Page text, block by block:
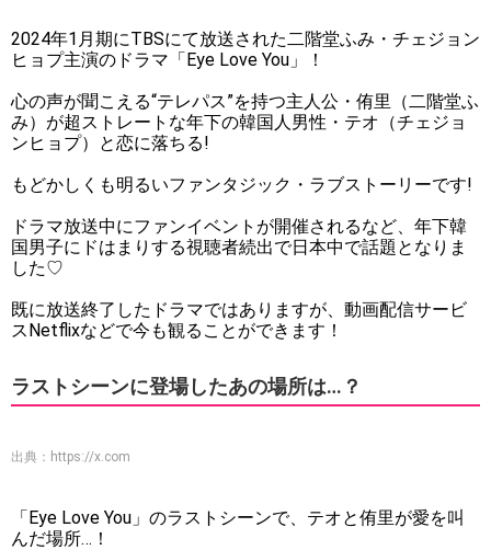
2024年1月期にTBSにて放送された二階堂ふみ・チェジョン
ヒョプ主演のドラマ「Eye Love You」！
心の声が聞こえる“テレパス”を持つ主人公・侑里（二階堂ふ
み）が超ストレートな年下の韓国人男性・テオ（チェジョ
ンヒョプ）と恋に落ちる!
もどかしくも明るいファンタジック・ラブストーリーです!
ドラマ放送中にファンイベントが開催されるなど、年下韓
国男子にドはまりする視聴者続出で日本中で話題となりま
した♡
既に放送終了したドラマではありますが、動画配信サービ
スNetflixなどで今も観ることができます！
ラストシーンに登場したあの場所は…？
出典： https://x.com
「Eye Love You」のラストシーンで、テオと侑里が愛を叫
んだ場所…！